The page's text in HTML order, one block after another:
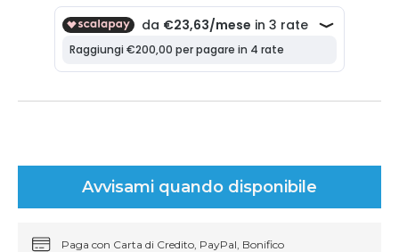
Avvisami quando disponibile
Paga con Carta di Credito, PayPal, Bonifico